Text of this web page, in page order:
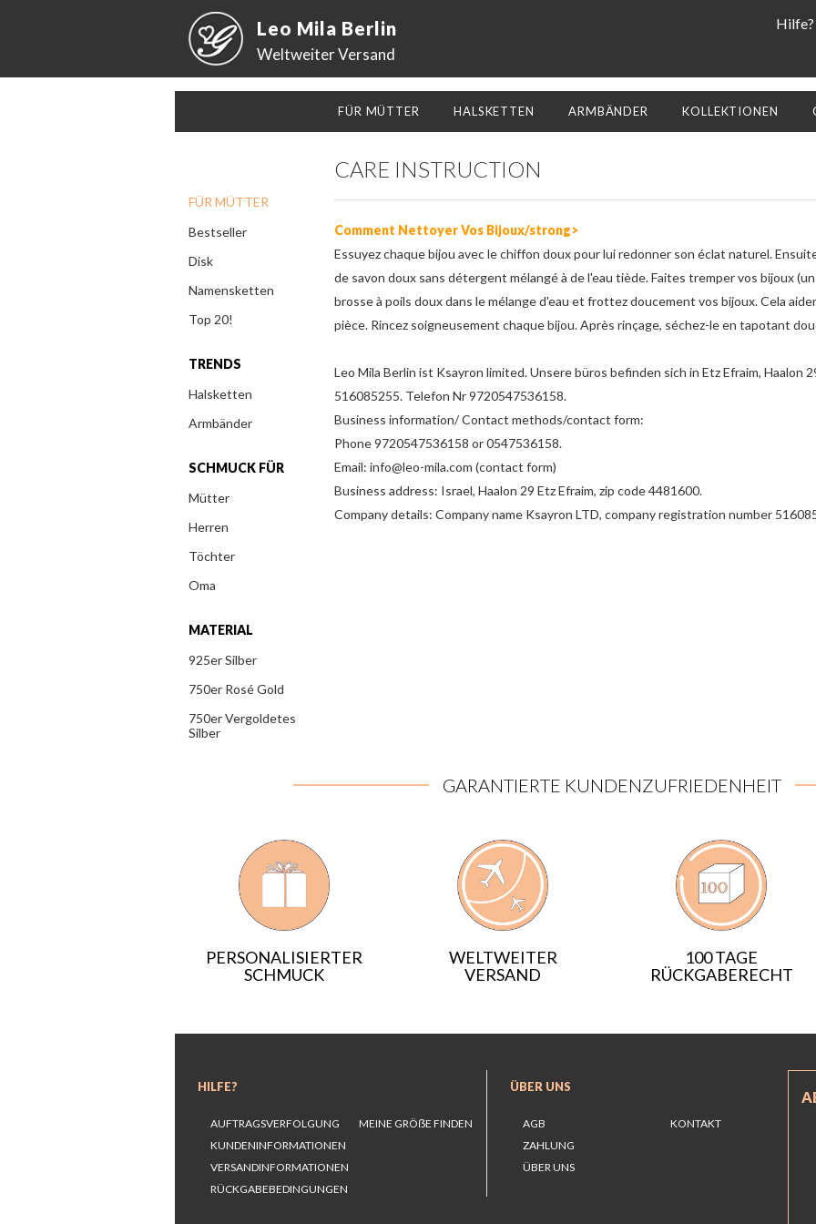
Leo Mila Berlin
Weltweiter Versand
Hilfe?
FÜR MÜTTER HALSKETTEN ARMBÄNDER KOLLEKTIONEN
FÜR MÜTTER
Bestseller
Disk
Namensketten
Top 20!
TRENDS
Halsketten
Armbänder
SCHMUCK FÜR
Mütter
Herren
Töchter
Oma
MATERIAL
925er Silber
750er Rosé Gold
750er Vergoldetes
Silber
CARE INSTRUCTION
Comment Nettoyer Vos Bijoux/strong>
Essuyez chaque bijou avec le chiffon doux pour lui redonner son éclat naturel.
de savon doux sans détergent mélangé à de l'eau tiède. Faites tremper vos bijoux
brosse à poils doux dans le mélange d'eau et frottez doucement vos bijoux. Cela
pièce. Rincez soigneusement chaque bijou. Après rinçage, séchez-le en tapotant
Leo Mila Berlin ist Ksayron limited. Unsere büros befinden sich in Etz Efraim, Haalon
516085255. Telefon Nr 9720547536158.
Business information/ Contact methods/contact form:
Phone 9720547536158 or 0547536158.
Email: info@leo-mila.com (contact form)
Business address: Israel, Haalon 29 Etz Efraim, zip code 4481600.
Company details: Company name Ksayron LTD, company registration number
GARANTIERTE KUNDENZUFRIEDENHEIT
100 TAGE
RÜCKGABERECHT
PERSONALISIERTER
SCHMUCK
WELTWEITER
VERSAND
HILFE?
AUFTRAGSVERFOLGUNG
KUNDENINFORMATIONEN
VERSANDINFORMATIONEN
RÜCKGABEBEDINGUNGEN
MEINE GRÖẞE FINDEN
ÜBER UNS
AGB
ZAHLUNG
ÜBER UNS
KONTAKT